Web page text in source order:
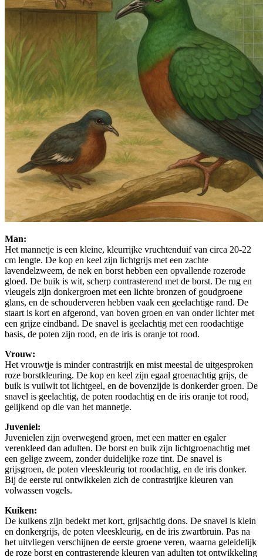
Man:
Het mannetje is een kleine, kleurrijke vruchtenduif van circa 20-22
cm lengte. De kop en keel zijn lichtgrijs met een zachte
lavendelzweem, de nek en borst hebben een opvallende rozerode
gloed. De buik is wit, scherp contrasterend met de borst. De rug en
vleugels zijn donkergroen met een lichte bronzen of goudgroene
glans, en de schouderveren hebben vaak een geelachtige rand. De
staart is kort en afgerond, van boven groen en van onder lichter met
een grijze eindband. De snavel is geelachtig met een roodachtige
basis, de poten zijn rood, en de iris is oranje tot rood.
Vrouw:
Het vrouwtje is minder contrastrijk en mist meestal de uitgesproken
roze borstkleuring. De kop en keel zijn egaal groenachtig grijs, de
buik is vuilwit tot lichtgeel, en de bovenzijde is donkerder groen. De
snavel is geelachtig, de poten roodachtig en de iris oranje tot rood,
gelijkend op die van het mannetje.
Juveniel:
Juvenielen zijn overwegend groen, met een matter en egaler
verenkleed dan adulten. De borst en buik zijn lichtgroenachtig met
een gelige zweem, zonder duidelijke roze tint. De snavel is
grijsgroen, de poten vleeskleurig tot roodachtig, en de iris donker.
Bij de eerste rui ontwikkelen zich de contrastrijke kleuren van
volwassen vogels.
Kuiken:
De kuikens zijn bedekt met kort, grijsachtig dons. De snavel is klein
en donkergrijs, de poten vleeskleurig, en de iris zwartbruin. Pas na
het uitvliegen verschijnen de eerste groene veren, waarna geleidelijk
de roze borst en contrasterende kleuren van adulten tot ontwikkeling